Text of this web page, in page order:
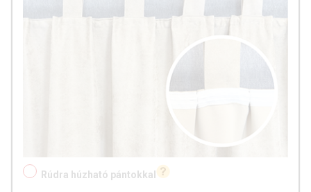
Rúdra húzható pántokkal